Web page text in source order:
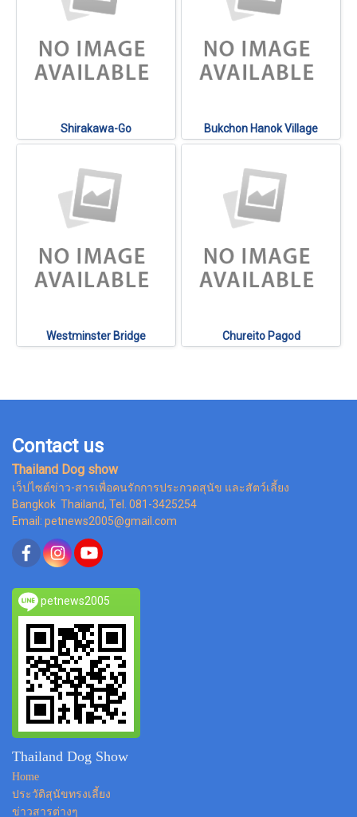
Shirakawa-Go Bukchon Hanok Village
Westminster Bridge Chureito Pagod
Contact us
Thailand Dog show
เว็ปไซต์ข่าว-สารเพื่อคนรักการประกวดสุนัข และสัตว์เลี้ยง
Bangkok Thailand, Tel. 081-3425254
Email: petnews2005@gmail.com
petnews2005
Thailand Dog Show
Home
ประวัติสุนัขทรงเลี้ยง
ข่าวสารต่างๆ